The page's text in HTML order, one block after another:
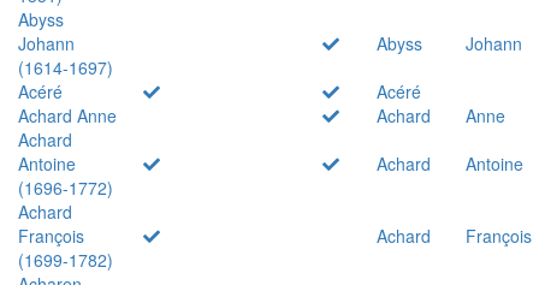
Abyss
Johann
(1614-1697)
Abyss
Johann
Acéré
Acéré
Achard Anne
Achard
Anne
Achard
Antoine
(1696-1772)
Achard
Antoine
Achard
François
(1699-1782)
Achard
François